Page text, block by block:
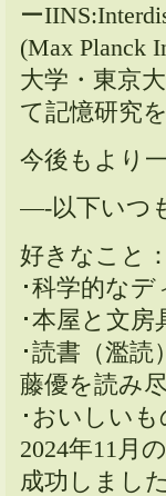
ー
(Max Planck
大学・東京
て記憶研究
今後もより
—-以下いつ
好きなこと
･科学的な
･本屋と文
･読書（濫
藤優を読み
･おいしい
2024年11月
成功しまし